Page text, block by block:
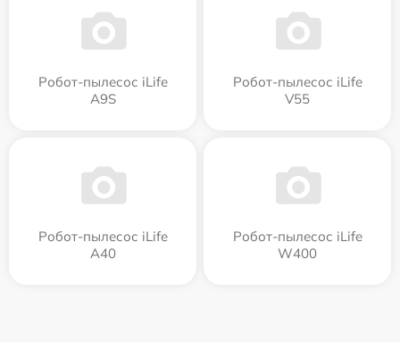
Робот-пылесос iLife
A9S
Робот-пылесос iLife
V55
Робот-пылесос iLife
A40
Робот-пылесос iLife
W400